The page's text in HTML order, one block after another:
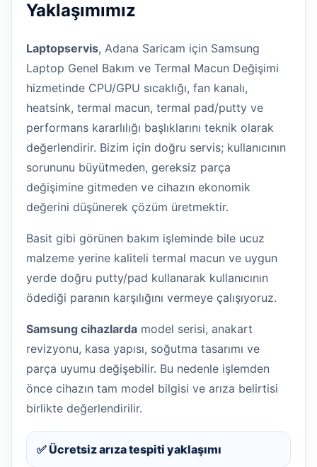
Yaklaşımımız
Laptopservis, Adana Saricam için Samsung
Laptop Genel Bakım ve Termal Macun Değişimi
hizmetinde CPU/GPU sıcaklığı, fan kanalı,
heatsink, termal macun, termal pad/putty ve
performans kararlılığı başlıklarını teknik olarak
değerlendirir. Bizim için doğru servis; kullanıcının
sorununu büyütmeden, gereksiz parça
değişimine gitmeden ve cihazın ekonomik
değerini düşünerek çözüm üretmektir.
Basit gibi görünen bakım işleminde bile ucuz
malzeme yerine kaliteli termal macun ve uygun
yerde doğru putty/pad kullanarak kullanıcının
ödediği paranın karşılığını vermeye çalışıyoruz.
Samsung cihazlarda model serisi, anakart
revizyonu, kasa yapısı, soğutma tasarımı ve
parça uyumu değişebilir. Bu nedenle işlemden
önce cihazın tam model bilgisi ve arıza belirtisi
birlikte değerlendirilir.
✅ Ücretsiz arıza tespiti yaklaşımı